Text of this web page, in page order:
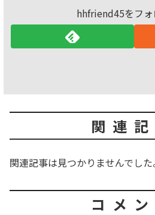
hhfriend45をフォ
関連記
関連記事は見つかりませんでした
コメン